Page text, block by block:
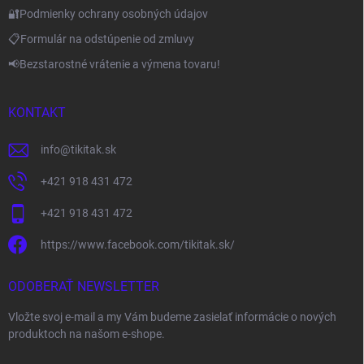
🔐Podmienky ochrany osobných údajov
📋Formulár na odstúpenie od zmluvy
📢Bezstarostné vrátenie a výmena tovaru!
KONTAKT
info@tikitak.sk
+421 918 431 472
+421 918 431 472
https://www.facebook.com/tikitak.sk/
ODOBERAŤ NEWSLETTER
Vložte svoj e-mail a my Vám budeme zasielať informácie o nových
produktoch na našom e-shope.